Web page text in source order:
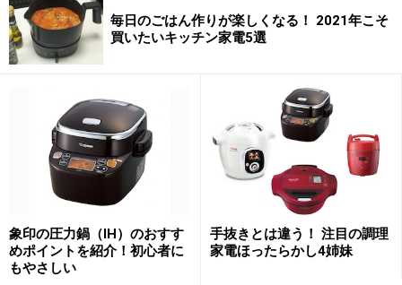
【SHB-212】は、2斤サイズ・13メニューで、全粒粉パ
ンや米粉(グルテンあり)パンなど流行りのメニューの
他、お餅もできます。ひとつ上のグレードになる【SHB-
315】は、1.5斤サイズ・18メニュー。グルテンなしの米
粉パンやごはんパンの他、うどん・パスタなどの麺生
地、ケーキ・ヨーグルトと、対応メニューがさらに豊富
になっています。お手入れや操作性も遜色なく、コスト
パフォーマンスという意味では、非常に高い製品です。
ベーカリーデビューを迷っている人におすすめ！
※参考：メーカーサイト・
毎日のごはん作りが楽しくなる！ 2021年こそ
買いたいキッチン家電5選
象印の圧力鍋（IH）のおすす
めポイントを紹介！初心者に
もやさしい
手抜きとは違う！ 注目の調理
家電ほったらかし4姉妹